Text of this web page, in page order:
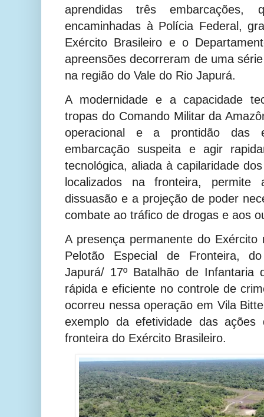
aprendidas três embarcações,
encaminhadas à Polícia Federal,
Exército Brasileiro e o
apreensões decorreram de uma
na região do Vale do Rio Japurá.
A modernidade e a capacidade
tropas do Comando Militar da
operacional e a prontidão das
embarcação suspeita e agir
tecnológica, aliada à capilaridade
localizados na fronteira, permite
dissuasão e a projeção de poder
combate ao tráfico de drogas e aos
A presença permanente do
Pelotão Especial de Fronteira,
Japurá/ 17º Batalhão de Infantaria
rápida e eficiente no controle de
ocorreu nessa operação em Vila
exemplo da efetividade das
fronteira do Exército Brasileiro.